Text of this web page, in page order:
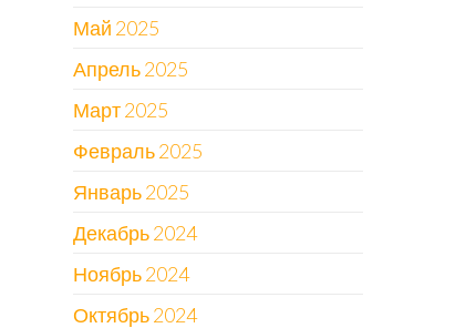
Май 2025
Апрель 2025
Март 2025
Февраль 2025
Январь 2025
Декабрь 2024
Ноябрь 2024
Октябрь 2024